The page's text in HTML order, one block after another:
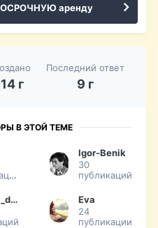
аренду
14 г
Последний ответ
9 г
В ЭТОЙ ТЕМЕ
публикаций
Igor-Benik
30
публикаций
espuma_de_mar
Eva
24
публикации